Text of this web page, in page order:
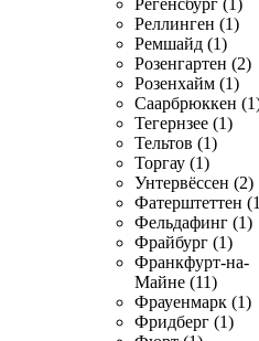
Регенсбург (1)
Реллинген (1)
Ремшайд (1)
Розенгартен (2)
Розенхайм (1)
Саарбрюккен
Тегернзее (1)
Тельтов (1)
Торгау (1)
Унтервёссен (2)
Фатерштеттен
Фельдафинг (1)
Фрайбург (1)
Франкфурт-на-
Майне (11)
Фрауенмарк (1)
Фридберг (1)